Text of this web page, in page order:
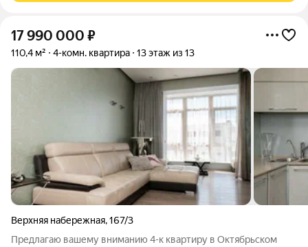
17 990 000 ₽
110,4 м² 4-комн. квартира 13 этаж из 13
Верхняя набережная,167/3
Предлагаю вашему вниманию 4-к квартиру в Октябрьском